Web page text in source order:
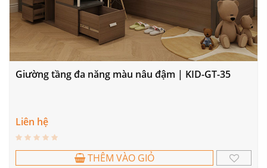
Giường tầng đa năng màu nâu đậm | KID-GT-35
Liên hệ
THÊM VÀO GIỎ